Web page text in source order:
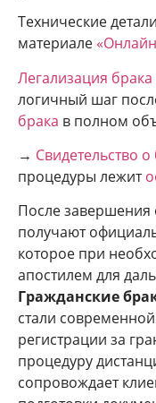
Технические
материале
Легализация
логичный шаг
брака в полном
→ Свидетельство
процедуры лежит
После завершения
получают
которое при
апостилем для
Гражданские
стали
регистрации за
процедуру
сопровождает